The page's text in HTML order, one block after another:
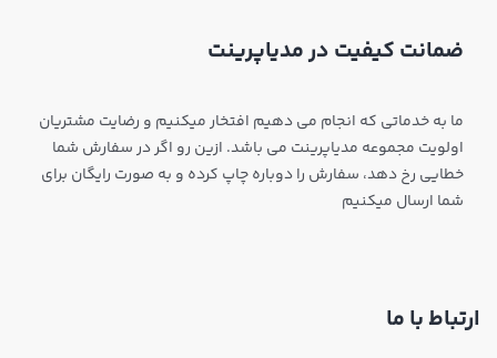
ضمانت کیفیت در مدیاپرینت
ما به خدماتی که انجام می دهیم افتخار میکنیم و رضایت مشتریان
اولویت مجموعه مدیاپرینت می باشد. ازین رو اگر در سفارش شما
خطایی رخ دهد، سفارش را دوباره چاپ کرده و به صورت رایگان برای
شما ارسال میکنیم
ارتباط با ما